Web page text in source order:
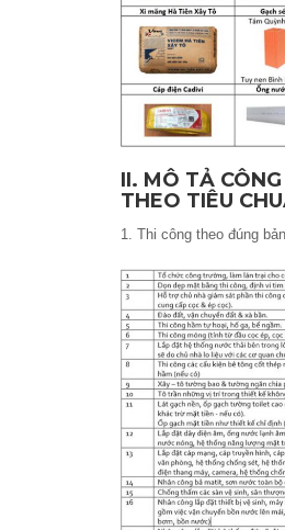
II. MÔ TẢ
THEO TIÊU
1. Thi công theo đúng